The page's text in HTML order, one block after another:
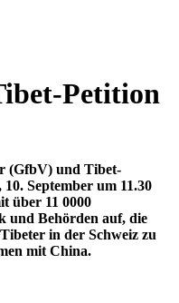
Petition
(GfbV) und Tibet-
September um 11.30
über 11 0000
und Behörden auf, die
in der Schweiz zu
mit China.